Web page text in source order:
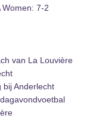
7-2
van La Louvière
bij Anderlecht